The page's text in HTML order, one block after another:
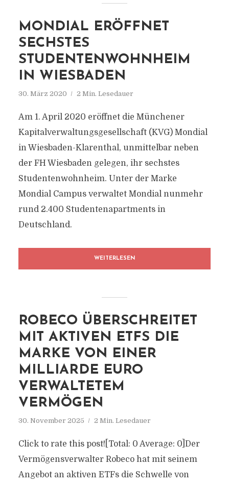
MONDIAL ERÖFFNET
SECHSTES
STUDENTENWOHNHEIM
IN WIESBADEN
30. März 2020 2 Min. Lesedauer
Am 1. April 2020 eröffnet die Münchener
Kapitalverwaltungsgesellschaft (KVG) Mondial
in Wiesbaden-Klarenthal, unmittelbar neben
der FH Wiesbaden gelegen, ihr sechstes
Studentenwohnheim. Unter der Marke
Mondial Campus verwaltet Mondial nunmehr
rund 2.400 Studentenapartments in
Deutschland.
WEITERLESEN
ROBECO ÜBERSCHREITET
MIT AKTIVEN ETFS DIE
MARKE VON EINER
MILLIARDE EURO
VERWALTETEM
VERMÖGEN
30. November 2025 2 Min. Lesedauer
Click to rate this post![Total: 0 Average: 0]Der
Vermögensverwalter Robeco hat mit seinem
Angebot an aktiven ETFs die Schwelle von